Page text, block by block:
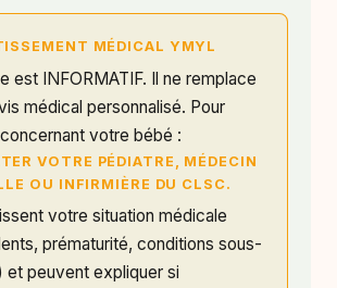
MÉDICAL YMYL
est INFORMATIF. Il ne remplace
médical personnalisé. Pour
votre bébé :
VOTRE PÉDIATRE, MÉDECIN
OU INFIRMIÈRE DU CLSC.
votre situation médicale
prématurité, conditions sous-
et peuvent expliquer si